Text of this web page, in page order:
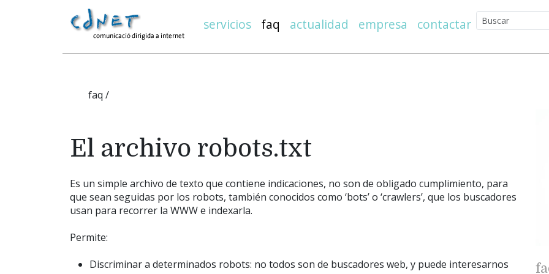
servicios faq actualidad empresa contactar
faq /
El archivo robots.txt
Es un simple archivo de texto que contiene indicaciones, no son de obligado cumplimiento, para
que sean seguidas por los robots, también conocidos como ‘bots’ o ‘crawlers’, que los buscadores
usan para recorrer la WWW e indexarla.
Permite:
Discriminar a determinados robots: no todos son de buscadores web, y puede interesarnos